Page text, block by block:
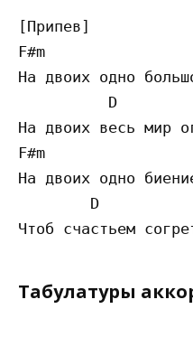
[Припев]
F#m
На двоих одно
D
На двоих весь мир
F#m
На двоих одно
D
Табулатуры